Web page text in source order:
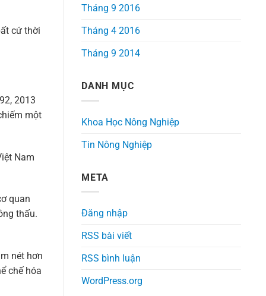
cứ thời
2013
một
Nam
quan
thấu.
nét hơn
chế hóa
Tháng 9 2016
Tháng 4 2016
Tháng 9 2014
DANH MỤC
Khoa Học Nông Nghiệp
Tin Nông Nghiệp
META
Đăng nhập
RSS bài viết
RSS bình luận
WordPress.org